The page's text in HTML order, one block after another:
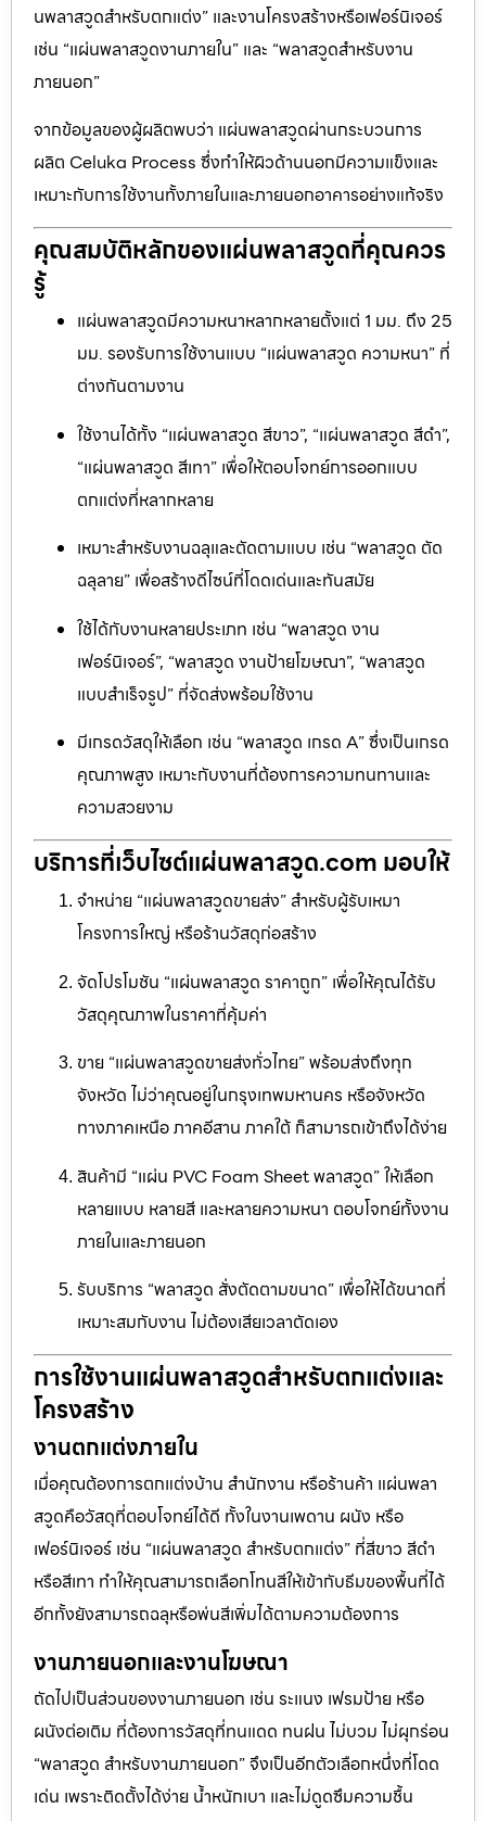
นพลาสวูดสำหรับตกแต่ง” และงานโครงสร้างหรือเฟอร์นิเจอร์
เช่น “แผ่นพลาสวูดงานภายใน” และ “พลาสวูดสำหรับงาน
ภายนอก”
จากข้อมูลของผู้ผลิตพบว่า แผ่นพลาสวูดผ่านกระบวนการ
ผลิต Celuka Process ซึ่งทำให้ผิวด้านนอกมีความแข็งและ
เหมาะกับการใช้งานทั้งภายในและภายนอกอาคารอย่างแท้จริง
คุณสมบัติหลักของแผ่นพลาสวูดที่คุณควร
รู้
แผ่นพลาสวูดมีความหนาหลากหลายตั้งแต่ 1 มม. ถึง 25
มม. รองรับการใช้งานแบบ “แผ่นพลาสวูด ความหนา” ที่
ต่างกันตามงาน
ใช้งานได้ทั้ง “แผ่นพลาสวูด สีขาว”, “แผ่นพลาสวูด สีดำ”,
“แผ่นพลาสวูด สีเทา” เพื่อให้ตอบโจทย์การออกแบบ
ตกแต่งที่หลากหลาย
เหมาะสำหรับงานฉลุและตัดตามแบบ เช่น “พลาสวูด ตัด
ฉลุลาย” เพื่อสร้างดีไซน์ที่โดดเด่นและทันสมัย
ใช้ได้กับงานหลายประเภท เช่น “พลาสวูด งาน
เฟอร์นิเจอร์”, “พลาสวูด งานป้ายโฆษณา”, “พลาสวูด
แบบสำเร็จรูป” ที่จัดส่งพร้อมใช้งาน
มีเกรดวัสดุให้เลือก เช่น “พลาสวูด เกรด A” ซึ่งเป็นเกรด
คุณภาพสูง เหมาะกับงานที่ต้องการความทนทานและ
ความสวยงาม
บริการที่เว็บไซต์แผ่นพลาสวูด.com มอบให้
จำหน่าย “แผ่นพลาสวูดขายส่ง” สำหรับผู้รับเหมา
โครงการใหญ่ หรือร้านวัสดุก่อสร้าง
จัดโปรโมชัน “แผ่นพลาสวูด ราคาถูก” เพื่อให้คุณได้รับ
วัสดุคุณภาพในราคาที่คุ้มค่า
ขาย “แผ่นพลาสวูดขายส่งทั่วไทย” พร้อมส่งถึงทุก
จังหวัด ไม่ว่าคุณอยู่ในกรุงเทพมหานคร หรือจังหวัด
ทางภาคเหนือ ภาคอีสาน ภาคใต้ ก็สามารถเข้าถึงได้ง่าย
สินค้ามี “แผ่น PVC Foam Sheet พลาสวูด” ให้เลือก
หลายแบบ หลายสี และหลายความหนา ตอบโจทย์ทั้งงาน
ภายในและภายนอก
รับบริการ “พลาสวูด สั่งตัดตามขนาด” เพื่อให้ได้ขนาดที่
เหมาะสมกับงาน ไม่ต้องเสียเวลาตัดเอง
การใช้งานแผ่นพลาสวูดสำหรับตกแต่งและ
โครงสร้าง
งานตกแต่งภายใน
เมื่อคุณต้องการตกแต่งบ้าน สำนักงาน หรือร้านค้า แผ่นพลา
สวูดคือวัสดุที่ตอบโจทย์ได้ดี ทั้งในงานเพดาน ผนัง หรือ
เฟอร์นิเจอร์ เช่น “แผ่นพลาสวูด สำหรับตกแต่ง” ที่สีขาว สีดำ
หรือสีเทา ทำให้คุณสามารถเลือกโทนสีให้เข้ากับธีมของพื้นที่ได้
อีกทั้งยังสามารถฉลุหรือพ่นสีเพิ่มได้ตามความต้องการ
งานภายนอกและงานโฆษณา
ถัดไปเป็นส่วนของงานภายนอก เช่น ระแนง เฟรมป้าย หรือ
ผนังต่อเติม ที่ต้องการวัสดุที่ทนแดด ทนฝน ไม่บวม ไม่ผุกร่อน
“พลาสวูด สำหรับงานภายนอก” จึงเป็นอีกตัวเลือกหนึ่งที่โดด
เด่น เพราะติดตั้งได้ง่าย น้ำหนักเบา และไม่ดูดซึมความชื้น